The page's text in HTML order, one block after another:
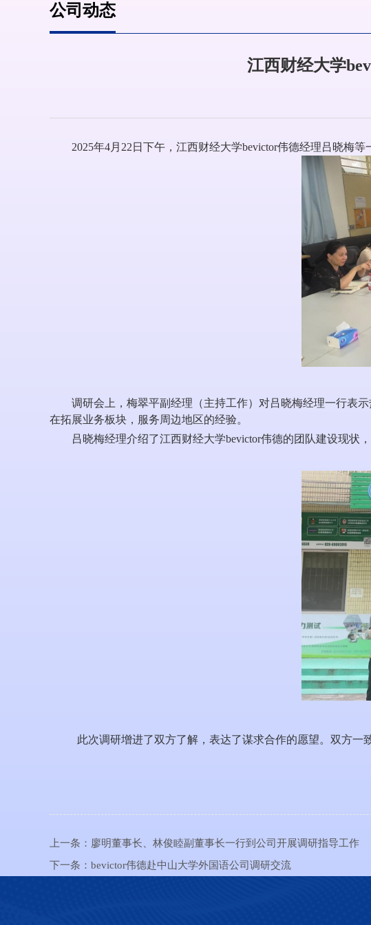
公司动态
江西财经大学
2025年4月22日下午，江西财经大学bevictor伟德经理吕晓梅等
调研会上，梅翠平副经理（主持工作）对吕晓梅经理一行表
在拓展业务板块，服务周边地区的经验。
吕晓梅经理介绍了江西财经大学bevictor伟德的团队建设现状
此次调研增进了双方了解， 表达了谋求合作的愿望。双方一
上一条： 廖明董事长、林俊睦副董事长一行到公司开展调研指导工作
下一条： bevictor伟德赴中山大学外国语公司调研交流